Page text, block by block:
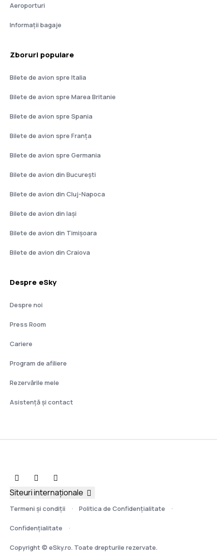
Aeroporturi
Informații bagaje
Zboruri populare
Bilete de avion spre Italia
Bilete de avion spre Marea Britanie
Bilete de avion spre Spania
Bilete de avion spre Franţa
Bilete de avion spre Germania
Bilete de avion din București
Bilete de avion din Cluj-Napoca
Bilete de avion din Iași
Bilete de avion din Timișoara
Bilete de avion din Craiova
Despre eSky
Despre noi
Press Room
Cariere
Program de afiliere
Rezervările mele
Asistenţă şi contact
Termeni şi condiţii Politica de Confidențialitate
Confidențialitate
Copyright © eSky.ro. Toate drepturile rezervate.
Siteuri internaționale